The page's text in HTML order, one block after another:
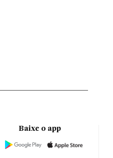
Baixe o app